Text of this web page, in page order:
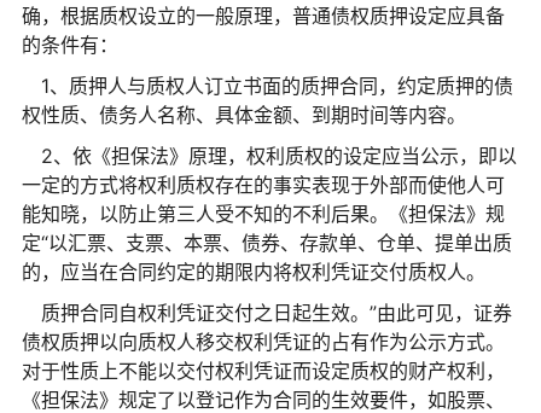
确，根据质权设立的一般原理，普通债权质押设定应具备
的条件有：
1、质押人与质权人订立书面的质押合同，约定质押的债
权性质、债务人名称、具体金额、到期时间等内容。
2、依《担保法》原理，权利质权的设定应当公示，即以
一定的方式将权利质权存在的事实表现于外部而使他人可
能知晓，以防止第三人受不知的不利后果。《担保法》规
定“以汇票、支票、本票、债券、存款单、仓单、提单出质
的，应当在合同约定的期限内将权利凭证交付质权人。
质押合同自权利凭证交付之日起生效。”由此可见，证券
债权质押以向质权人移交权利凭证的占有作为公示方式。
对于性质上不能以交付权利凭证而设定质权的财产权利，
《担保法》规定了以登记作为合同的生效要件，如股票、